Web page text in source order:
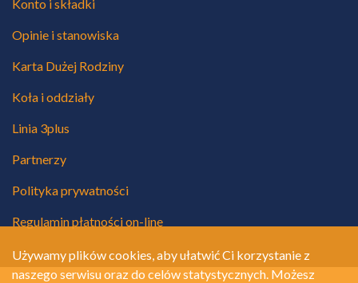
Konto i składki
Opinie i stanowiska
Karta Dużej Rodziny
Koła i oddziały
Linia 3plus
Partnerzy
Polityka prywatności
Regulamin płatności on-line
Używamy plików cookies, aby ułatwić Ci korzystanie z
naszego serwisu oraz do celów statystycznych. Możesz